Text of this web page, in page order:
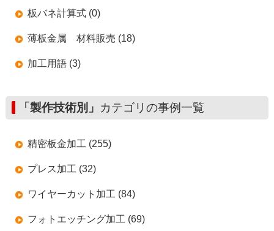
板バネ計算式 (0)
薄板金属 材料販売 (18)
加工用語 (3)
「製作技術別」 カテゴリの事例一覧
精密板金加工 (255)
プレス加工 (32)
ワイヤーカット加工 (84)
フォトエッチング加工 (69)